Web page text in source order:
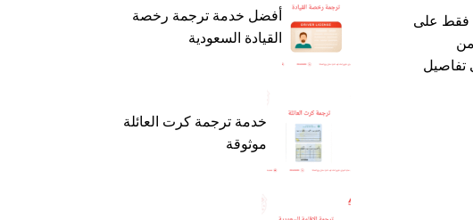
فقط على
تفاصيل
أفضل خدمة ترجمة رخصة
القيادة السعودية
خدمة ترجمة كرت العائلة
موثوقة